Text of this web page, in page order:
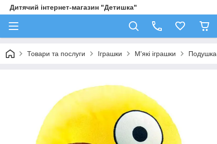
Дитячий інтернет-магазин "Детишка"
Товари та послуги Іграшки М'які іграшки